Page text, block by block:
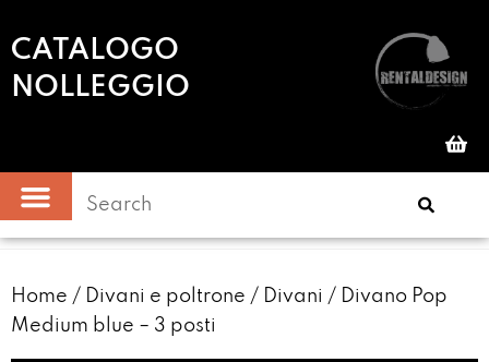
CATALOGO
NOLLEGGIO
Home / Divani e poltrone / Divani / Divano Pop
Medium blue – 3 posti